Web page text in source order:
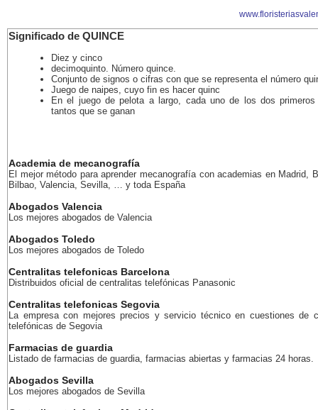
Significado de QUINCE
Diez y cinco
decimoquinto. Número quince.
Conjunto de signos o cifras con que se representa el número
Juego de naipes, cuyo fin es hacer quinc
En el juego de pelota a largo, cada uno de los dos
tantos que se ganan
Academia de mecanografía
El mejor método para aprender mecanografía con academias en Madrid,
Bilbao, Valencia, Sevilla, … y toda España
Abogados Valencia
Los mejores abogados de Valencia
Abogados Toledo
Los mejores abogados de Toledo
Centralitas telefonicas Barcelona
Distribuidos oficial de centralitas telefónicas Panasonic
Centralitas telefonicas Segovia
La empresa con mejores precios y servicio técnico en cuestiones de
telefónicas de Segovia
Farmacias de guardia
Listado de farmacias de guardia, farmacias abiertas y farmacias 24 horas.
Abogados Sevilla
Los mejores abogados de Sevilla